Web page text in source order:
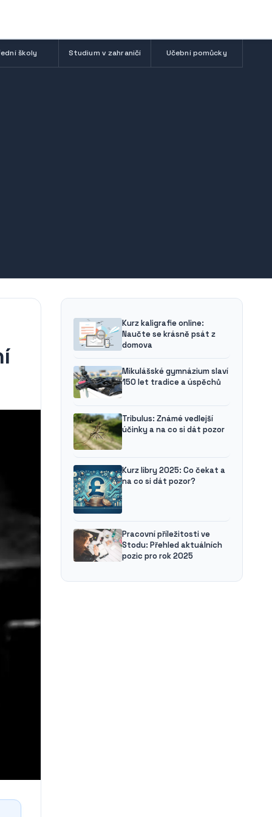
školy Studium v zahraničí Učební pomůcky
Kurz kaligrafie online:
Naučte se krásně psát z
domova
Mikulášské gymnázium slaví
150 let tradice a úspěchů
Tribulus: Známé vedlejší
účinky a na co si dát pozor
Kurz libry 2025: Co čekat a
na co si dát pozor?
Pracovní příležitosti ve
Stodu: Přehled aktuálních
pozic pro rok 2025